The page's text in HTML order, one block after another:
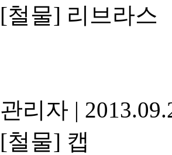
[철물] 리브라스
관리자 |
[철물] 캡